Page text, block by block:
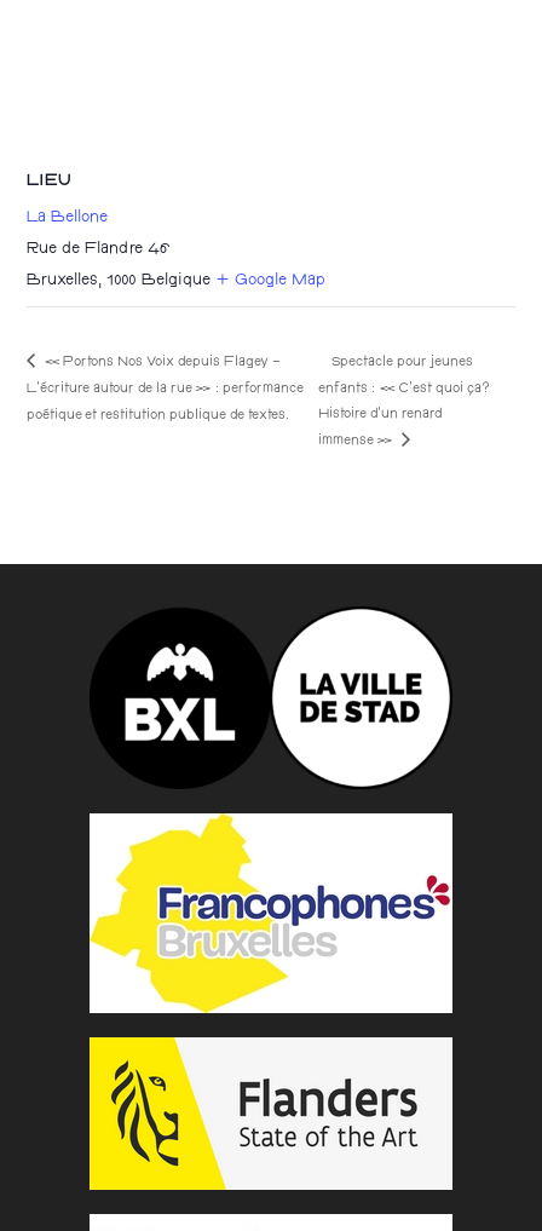
LIEU
La Bellone
Rue de Flandre 46
Bruxelles , 1000 Belgique + Google Map
« Portons Nos Voix depuis Flagey –
L’écriture autour de la rue » : performance
poétique et restitution publique de textes.
Spectacle pour jeunes
enfants : « C’est quoi ça?
Histoire d’un renard
immense »